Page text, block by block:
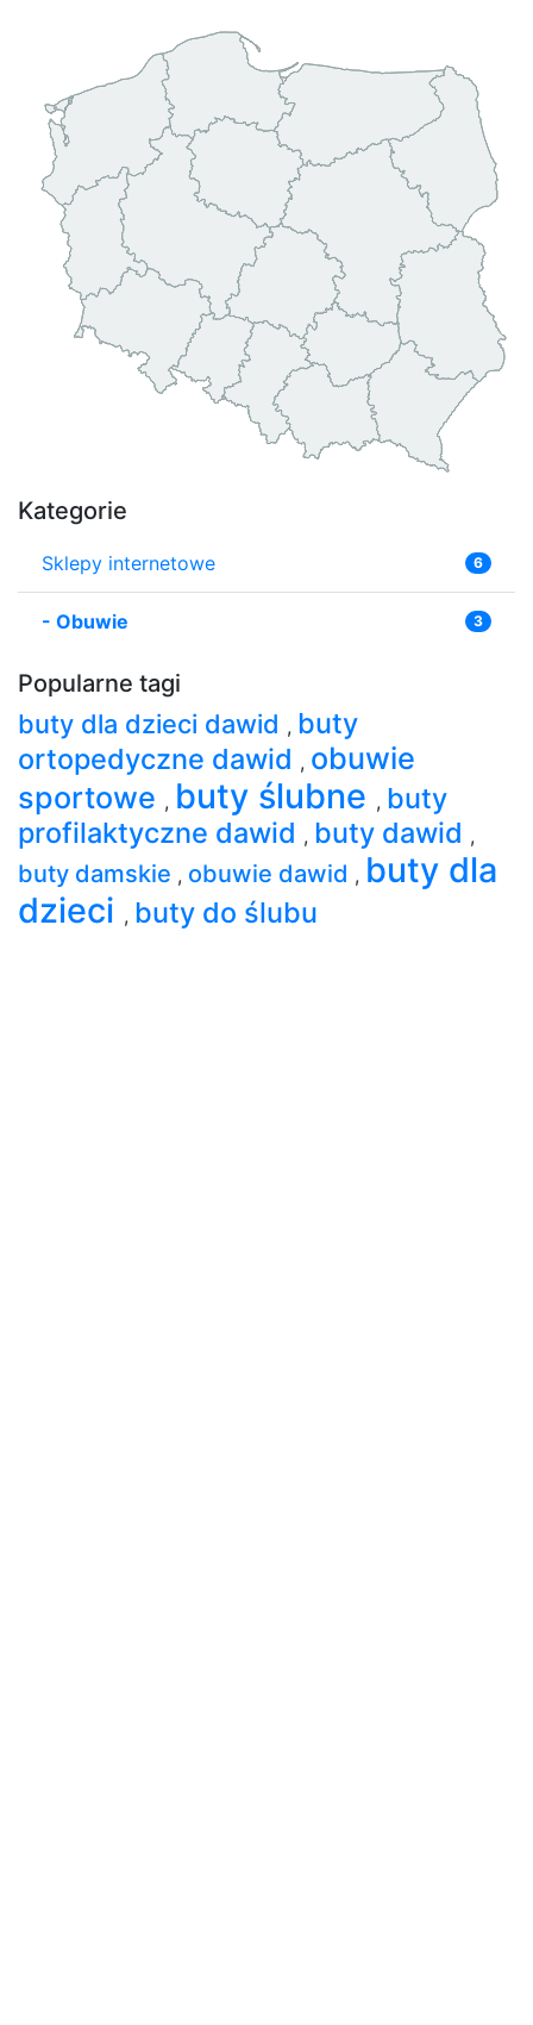
Kategorie
Sklepy internetowe 6
- Obuwie 3
Popularne tagi
buty dla dzieci dawid , buty
ortopedyczne dawid , obuwie
sportowe , buty ślubne , buty
profilaktyczne dawid , buty dawid ,
buty damskie , obuwie dawid , buty dla
dzieci , buty do ślubu